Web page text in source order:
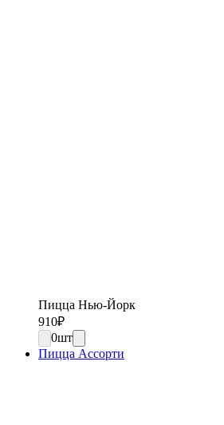
Пицца Нью-Йорк
910₽
0шт
Пицца Ассорти